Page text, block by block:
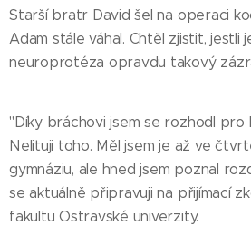
Starší bratr David šel na operaci
Adam stále váhal. Chtěl zjistit, jestli
neuroprotéza opravdu takový
"Díky bráchovi jsem se rozhodl pro
Nelituji toho. Měl jsem je až ve
gymnáziu, ale hned jsem poznal
se aktuálně připravuji na přijímací
fakultu Ostravské univerzity.